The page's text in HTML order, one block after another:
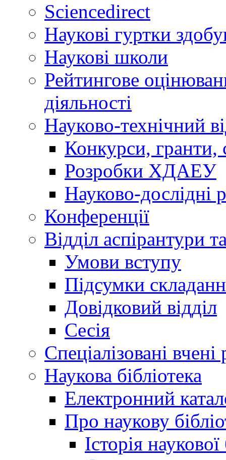
Sciencedirect
Наукові гуртки
Наукові школи
Рейтингове
діяльності
Науково-технічний
Конкурси, гранти,
Розробки ХДАЕУ
Науково-дослідні
Конференції
Відділ аспірантури
Умови вступу
Підсумки
Довідковий відділ
Сесія
Спеціалізовані вчені
Наукова бібліотека
Електронний
Про наукову
Історія